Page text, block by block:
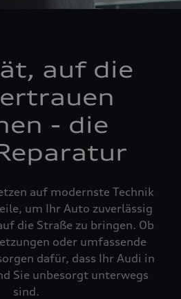
auf die
- die
auf modernste Technik
um Ihr Auto zuverlässig
die Straße zu bringen. Ob
oder umfassende
dafür, dass Ihr Audi in
Sie unbesorgt unterwegs
sind.